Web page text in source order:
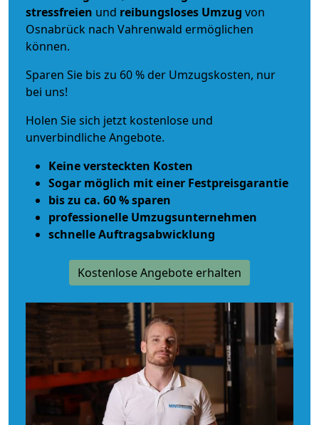
stressfreien und reibungsloses Umzug von
Osnabrück nach Vahrenwald ermöglichen
können.
Sparen Sie bis zu 60 % der Umzugskosten, nur
bei uns!
Holen Sie sich jetzt kostenlose und
unverbindliche Angebote.
Keine versteckten Kosten
Sogar möglich mit einer Festpreisgarantie
bis zu ca. 60 % sparen
professionelle Umzugsunternehmen
schnelle Auftragsabwicklung
Kostenlose Angebote erhalten